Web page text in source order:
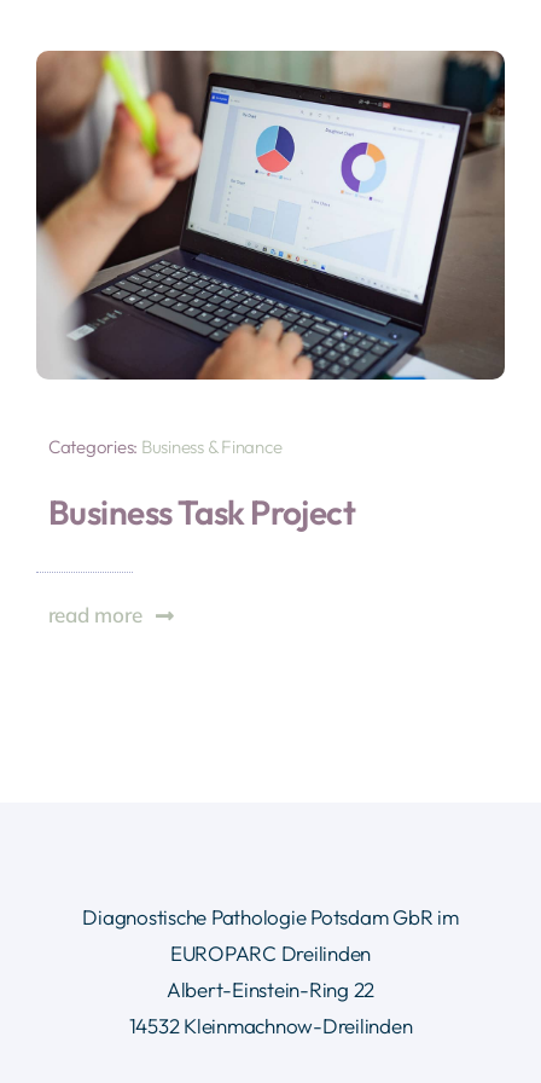
Labor
Kontakt
Categories: Business & Finance
Business Task Project
read more
Diagnostische Pathologie Potsdam GbR im
EUROPARC Dreilinden
Albert-Einstein-Ring 22
14532 Kleinmachnow-Dreilinden